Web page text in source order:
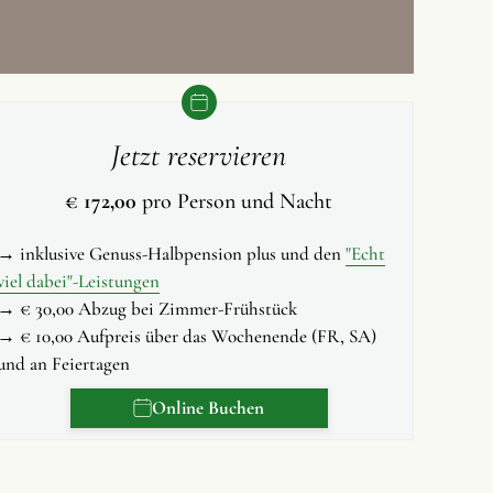
Jetzt reservieren
€ 172,00 pro Person und Nacht
→ inklusive Genuss-Halbpension plus und den"Echt
dabei"-Leistungen
→ € 30,00 Abzug bei Zimmer-Frühstück
→ € 10,00 Aufpreis über das Wochenende (FR, SA)
an Feiertagen
Online Buchen